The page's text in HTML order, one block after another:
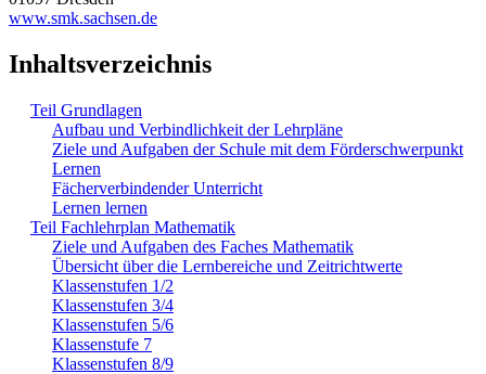
www.smk.sachsen.de
Inhaltsverzeichnis
Teil Grundlagen
Aufbau und Verbindlichkeit der Lehrpläne
Ziele und Aufgaben der Schule mit dem Förderschwerpunkt
Lernen
Fächerverbindender Unterricht
Lernen lernen
Teil Fachlehrplan Mathematik
Ziele und Aufgaben des Faches Mathematik
Übersicht über die Lernbereiche und Zeitrichtwerte
Klassenstufen 1/2
Klassenstufen 3/4
Klassenstufen 5/6
Klassenstufe 7
Klassenstufen 8/9